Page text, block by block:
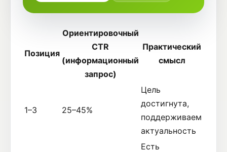
Позиция
Ориентировочный
CTR
(информационный
запрос)
Практический
смысл
1–3 25–45%
Цель
достигнута,
поддерживаем
актуальность
Есть